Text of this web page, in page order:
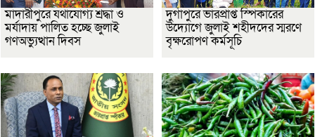
মাদারীপুরে যথাযোগ্য শ্রদ্ধা ও
মর্যাদায় পালিত হচ্ছে জুলাই
গণঅভ্যুত্থান দিবস
দুর্গাপুরে ভারপ্রাপ্ত স্পিকারের
উদ্যোগে জুলাই শহীদদের স্মরণে
বৃক্ষরোপণ কর্মসূচি